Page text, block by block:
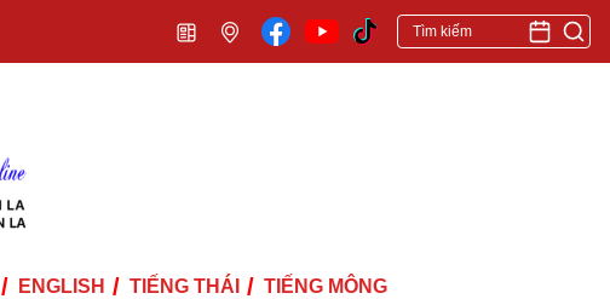
ENGLISH TIẾNG THÁI TIẾNG MÔNG